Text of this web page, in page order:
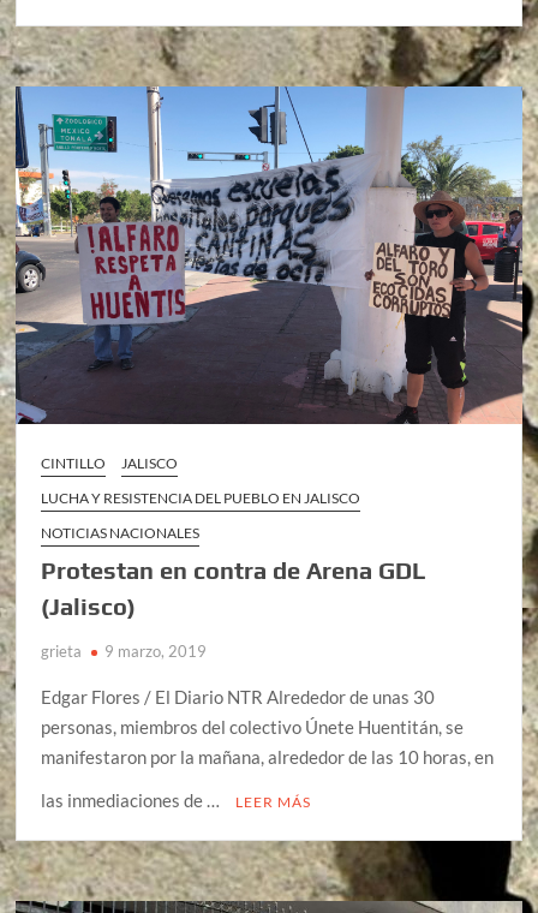
CINTILLO
JALISCO
LUCHA Y RESISTENCIA DEL PUEBLO EN JALISCO
NOTICIAS NACIONALES
Protestan en contra de Arena GDL
(Jalisco)
grieta 9 marzo, 2019
Edgar Flores / El Diario NTR Alrededor de unas 30
personas, miembros del colectivo Únete Huentitán, se
manifestaron por la mañana, alrededor de las 10 horas, en
las inmediaciones de …
LEER MÁS